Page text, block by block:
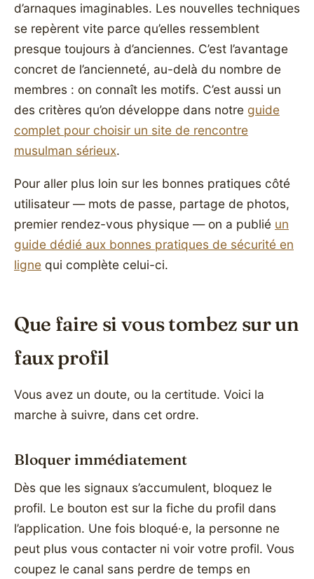
d’arnaques imaginables. Les nouvelles techniques
se repèrent vite parce qu’elles ressemblent
presque toujours à d’anciennes. C’est l’avantage
concret de l’ancienneté, au-delà du nombre de
membres : on connaît les motifs. C’est aussi un
des critères qu’on développe dans notre guide
complet pour choisir un site de rencontre
musulman sérieux.
Pour aller plus loin sur les bonnes pratiques côté
utilisateur — mots de passe, partage de photos,
premier rendez-vous physique — on a publié un
guide dédié aux bonnes pratiques de sécurité en
ligne qui complète celui-ci.
Que faire si vous tombez sur un
faux profil
Vous avez un doute, ou la certitude. Voici la
marche à suivre, dans cet ordre.
Bloquer immédiatement
Dès que les signaux s’accumulent, bloquez le
profil. Le bouton est sur la fiche du profil dans
l’application. Une fois bloqué·e, la personne ne
peut plus vous contacter ni voir votre profil. Vous
coupez le canal sans perdre de temps en